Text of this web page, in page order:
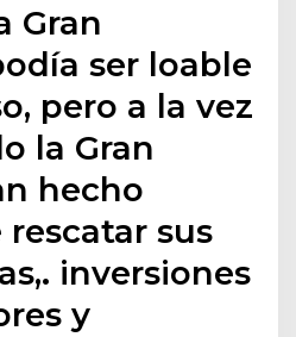
Gran
ser loable
pero a la vez
la Gran
hecho
sus
inversiones
y